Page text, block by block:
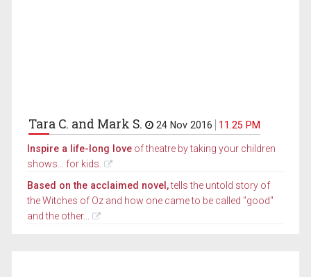
Tara C. and Mark S. 24 Nov 2016 11.25 PM
Inspire a life-long love of theatre by taking your children
shows... for kids.
Based on the acclaimed novel,tells the untold story of
the Witches of Oz and how one came to be called "good"
and the other...